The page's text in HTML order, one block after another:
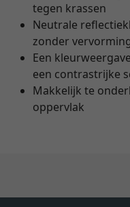
tegen krassen
Neutrale
zonder
Een
een contrastrijke
Makkelijk te
oppervlak